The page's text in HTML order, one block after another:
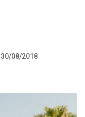
30/08/2018